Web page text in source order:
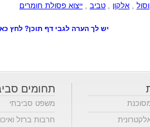
, אלקון , טביב , ייצוא פסולת חומרים
יש לך הערה לגבי דף תוכן? לחץ
תחומים
משפט סביבתי
חרבות ברזל